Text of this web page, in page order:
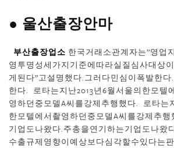
● 울산출장안마
부산출장업소 한국거래소관계자는”영업
영투명성세가지기준에따라실질심사대상
게된다”고설명했다.그러다민심이폭발한
한다. 로타는지난2013년6월서울의한모텔
영하던중모델A씨를강제추행했다. 로타는
한모텔에서촬영하던중모델A씨를강제추
기업도나왔다.주총을연기하는기업도나왔
수출규제영향이예상보다심각할수있다는